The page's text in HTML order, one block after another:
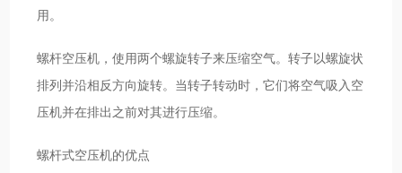
用。
螺杆空压机，使用两个螺旋转子来压缩空气。转子以螺旋状
排列并沿相反方向旋转。当转子转动时，它们将空气吸入空
压机并在排出之前对其进行压缩。
螺杆式空压机的优点